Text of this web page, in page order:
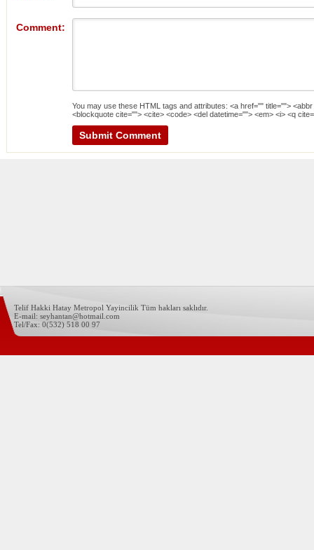
Comment:
You may use these HTML tags and attributes: <a href="" title="">
<blockquote cite=""> <cite> <code> <del datetime=""> <em> <i> <q
Telif Hakki Hatay Metropol Yayincilik Tüm hakları saklıdır.
E-mail: seyhantan@hotmail.com
Tel/Fax: 0(532) 518 00 97